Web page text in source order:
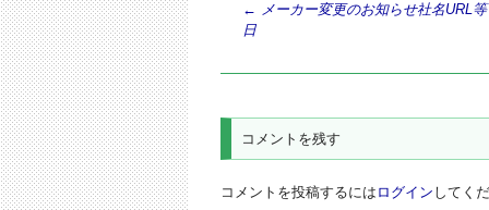
ナ
ゲ
ー
← メーカー変更のお知らせ社名URL
日
コメントを残す
コメントを投稿するには ログイン してく